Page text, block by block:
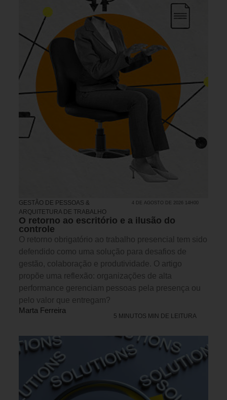
GESTÃO DE PESSOAS &
ARQUITETURA DE TRABALHO
4 DE AGOSTO DE 2026 14H00
O retorno ao escritório e a ilusão do
controle
O retorno obrigatório ao trabalho presencial tem sido
defendido como uma solução para desafios de
gestão, colaboração e produtividade. O artigo
propõe uma reflexão: organizações de alta
performance gerenciam pessoas pela presença ou
pelo valor que entregam?
Marta Ferreira
5 MINUTOS MIN DE LEITURA